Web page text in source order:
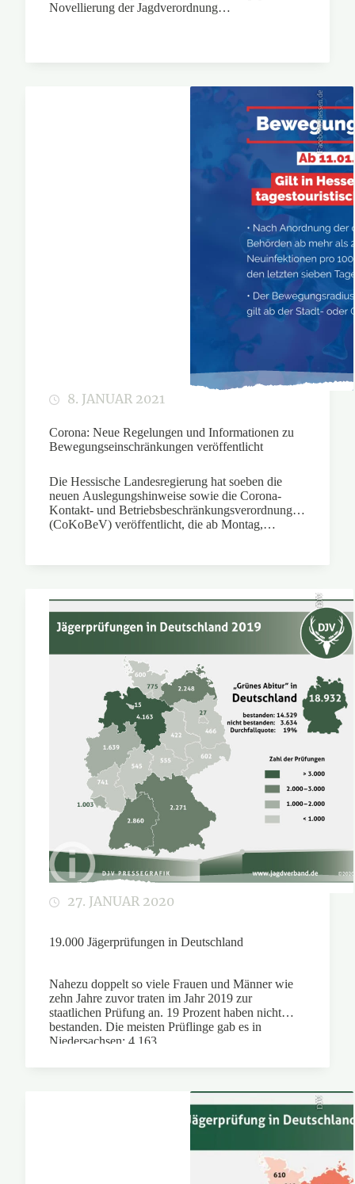
Novellierung der Jagdverordnung…
Facebook/hessen.de
8. JANUAR 2021
Corona: Neue Regelungen und Informationen zu
Bewegungseinschränkungen veröffentlicht
Die Hessische Landesregierung hat soeben die
neuen Auslegungshinweise sowie die Corona-
Kontakt- und Betriebsbeschränkungsverordnung
(CoKoBeV) veröffentlicht, die ab Montag,…
DJV
27. JANUAR 2020
19.000 Jägerprüfungen in Deutschland
Nahezu doppelt so viele Frauen und Männer wie
zehn Jahre zuvor traten im Jahr 2019 zur
staatlichen Prüfung an. 19 Prozent haben nicht
bestanden. Die meisten Prüflinge gab es in
Niedersachsen: 4.163.
DJV